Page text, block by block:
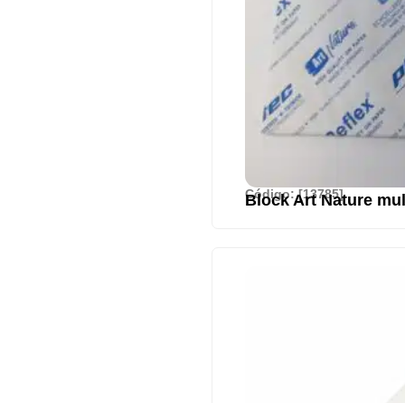
Código: [13785]
Block Art Nature